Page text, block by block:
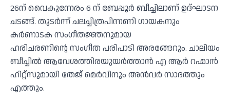
26ന് വൈകുന്നേരം 6 ന് ബേപ്പൂർ ബീച്ചിലാണ് ഉദ്ഘാടന
ചടങ്ങ്. തുടർന്ന് ചലച്ചിത്രപിന്നണി ഗായകനും
കർണാടക സംഗീതജ്ഞനുമായ
ഹരിചരണിന്റെ സംഗീത പരിപാടി അരങ്ങേറും. ചാലിയം
ബീച്ചിൽ ആവേശത്തിരയുയർത്താൻ എ ആർ റഹ്മാൻ
ഹിറ്റ്സുമായി തേജ് മെർവിനും അൻവർ സാദത്തും
എത്തും.